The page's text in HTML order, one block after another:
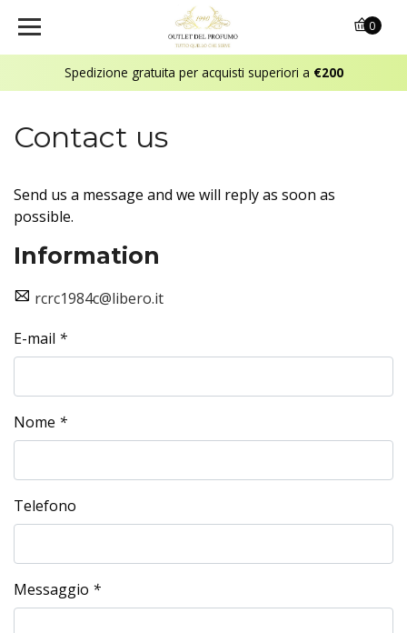
Spedizione gratuita per acquisti superiori a €200
0
Contact us
Send us a message and we will reply as soon as
possible.
Information
rcrc1984c@libero.it
E-mail *
Nome *
Telefono
Messaggio *